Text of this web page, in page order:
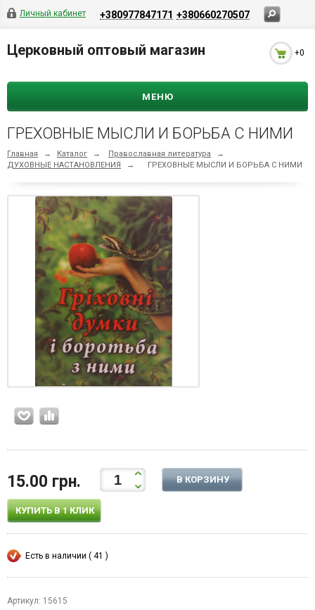
Личный кабинет +380977847171 +380660270507
Церковный оптовый магазин +0
МЕНЮ
ГРЕХОВНЫЕ МЫСЛИ И БОРЬБА С НИМИ
Главная → Каталог → Православная литература
→
ДУХОВНЫЕ НАСТАНОВЛЕНИЯ
→ ГРЕХОВНЫЕ МЫСЛИ И БОРЬБА С НИМИ
15.00 грн. В КОРЗИНУ
КУПИТЬ В 1 КЛИК
Есть в наличии ( 41 )
Артикул: 15615